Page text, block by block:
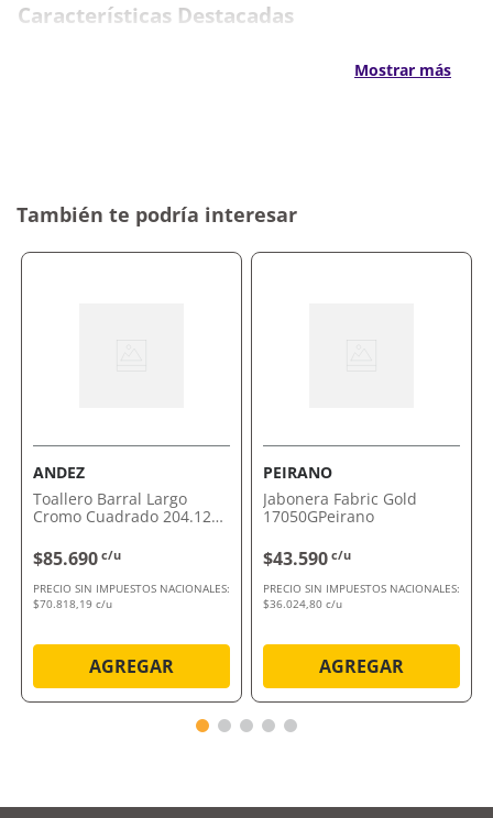
Características Destacadas
Instalación sencilla para un ajuste seguro y
prolijo
Por qué nos gusta Percha Cromo Klub Andez
Mostrar más
También te podría interesar
ANDEZ
Toallero Barral Largo
Cromo Cuadrado 204.12
$85.690 c/u
PRECIO SIN IMPUESTOS NACIONALES:
$70.818,19 c/u
AGREGAR
PEIRANO
Jabonera Fabric Gold
17050GPeirano
$43.590 c/u
PRECIO SIN IMPUESTOS NACIONALES:
$36.024,80 c/u
AGREGAR